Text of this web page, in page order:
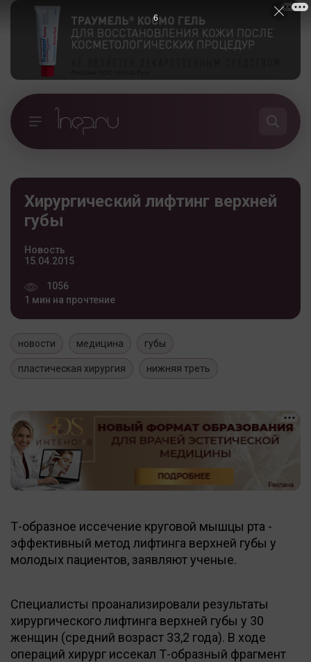
Хирургический лифтинг верхней
губы
Новость
15.04.2015
1056
1 мин на прочтение
новости медицина губы
пластическая хирургия нижняя треть
Т-образное иссечение круговой мышцы рта -
эффективный метод лифтинга верхней губы у
молодых пациентов, заявляют ученые.
Специалисты проанализировали результаты
хирургического лифтинга верхней губы у 30
женщин (средний возраст 33,2 года). В ходе
операций хирург иссекал Т-образный фрагмент
5